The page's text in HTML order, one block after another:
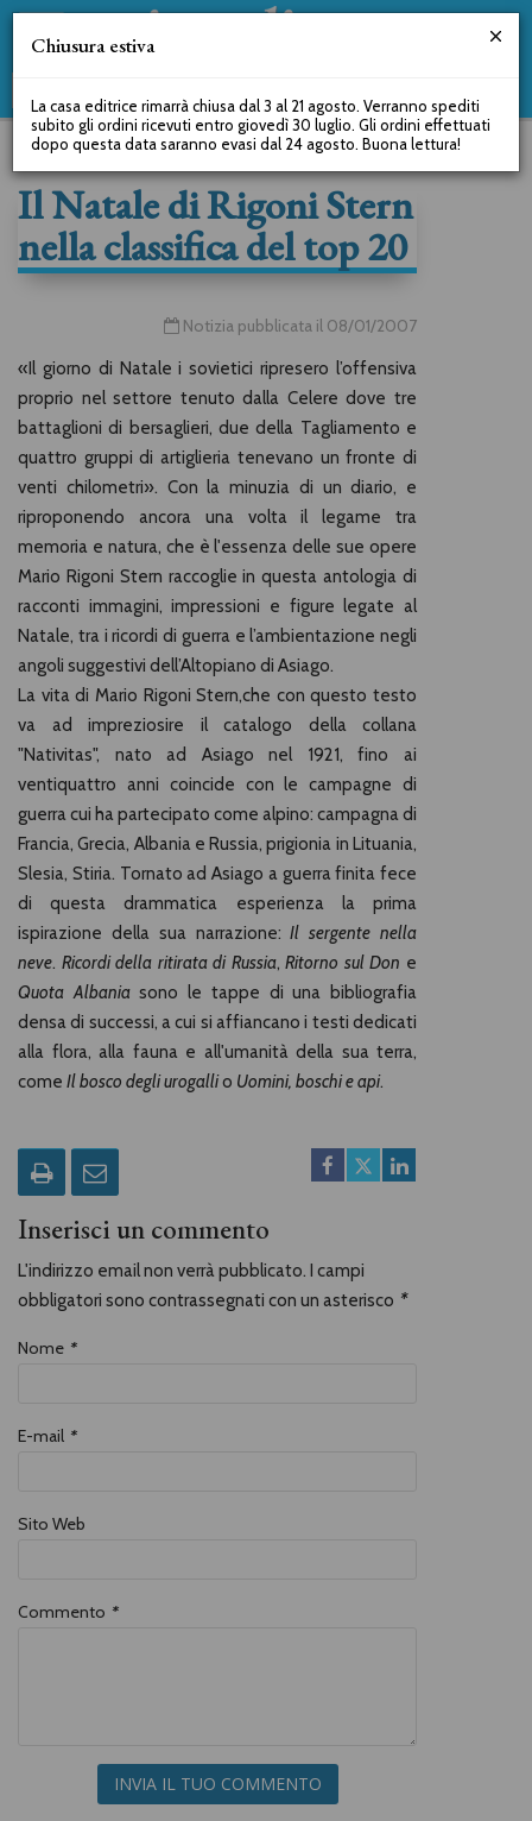
Il Natale di Rigoni Stern
nella classifica del top 20
Notizia pubblicata il 08/01/2007
«Il giorno di Natale i sovietici ripresero l’offensiva
proprio nel settore tenuto dalla Celere dove tre
battaglioni di bersaglieri, due della Tagliamento e
quattro gruppi di artiglieria tenevano un fronte di
venti chilometri». Con la minuzia di un diario, e
riproponendo ancora una volta il legame tra
memoria e natura, che è l'essenza delle sue opere
Mario Rigoni Stern raccoglie in questa antologia di
racconti immagini, impressioni e figure legate al
Natale, tra i ricordi di guerra e l’ambientazione negli
angoli suggestivi dell’Altopiano di Asiago.
La vita di Mario Rigoni Stern,che con questo testo
va ad impreziosire il catalogo della collana
"Nativitas", nato ad Asiago nel 1921, fino ai
ventiquattro anni coincide con le campagne di
guerra cui ha partecipato come alpino: campagna di
Francia, Grecia, Albania e Russia, prigionia in Lituania,
Slesia, Stiria. Tornato ad Asiago a guerra finita fece
di questa drammatica esperienza la prima
ispirazione della sua narrazione:Il sergente nella
neve. Ricordi della ritirata di Russia,Ritorno sul Don e
Quota Albaniasono le tappe di una bibliografia
densa di successi, a cui si affiancano i testi dedicati
alla flora, alla fauna e all'umanità della sua terra,
come Il bosco degli urogallio Uomini, boschi e api.
Inserisci un commento
L'indirizzo email non verrà pubblicato. I campi
obbligatori sono contrassegnati con un asterisco *
Nome *
E-mail *
Sito Web
Commento *
INVIA IL TUO COMMENTO
Chiusura estiva
La casa editrice rimarrà chiusa dal 3 al 21 agosto. Verranno spediti
subito gli ordini ricevuti entro giovedì 30 luglio. Gli ordini effettuati
dopo questa data saranno evasi dal 24 agosto. Buona lettura!